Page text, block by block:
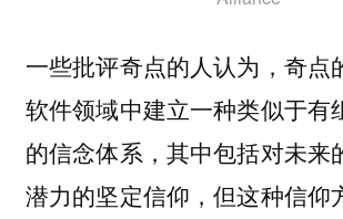
一些批评奇点的人认为，奇点
软件领域中建立一种类似于有
的信念体系，其中包括对未来
潜力的坚定信仰，但这种信仰